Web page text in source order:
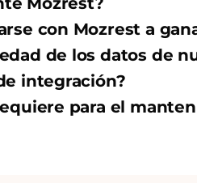
con Mozrest a
de los datos de
integración?
para el